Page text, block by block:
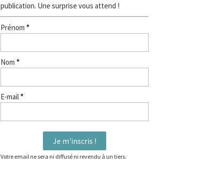
publication. Une surprise vous attend !
Prénom *
Nom *
E-mail *
Votre email ne sera ni diffusé ni revendu à un tiers.